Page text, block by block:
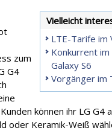
Vielleicht
LTE-Tarife im
Konkurrent
Galaxy S6
Vorgänger im
zum
G4
können ihr LG G4
oder Keramik-Weiß